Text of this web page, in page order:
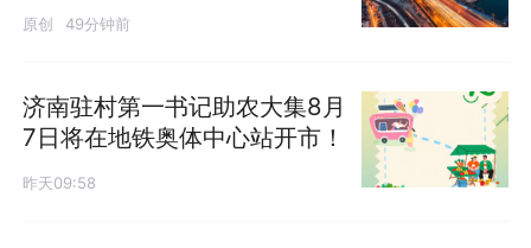
原创 49分钟前
济南驻村第一书记助农大集8月
7日将在地铁奥体中心站开市！
昨天09:58